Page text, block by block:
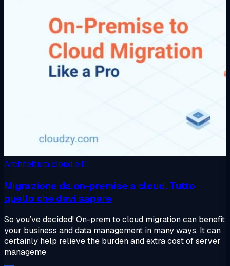
Architettura cloud e IT
Migrazione da on-premise a cloud. Tutto
quello che devi sapere
So you’ve decided! On-prem to cloud migration can benefit
your business and data management in many ways. It can
certainly help relieve the burden and extra cost of server
manageme